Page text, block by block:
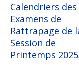
Calendriers des
Examens de
Rattrapage de
Session de
Printemps